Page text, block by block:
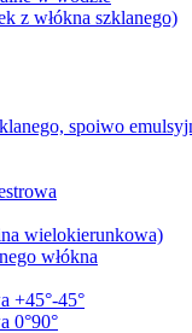
z włókna szklanego)
spoiwo
wielokierunkowa)
włókna
+45°-45°
0°90°